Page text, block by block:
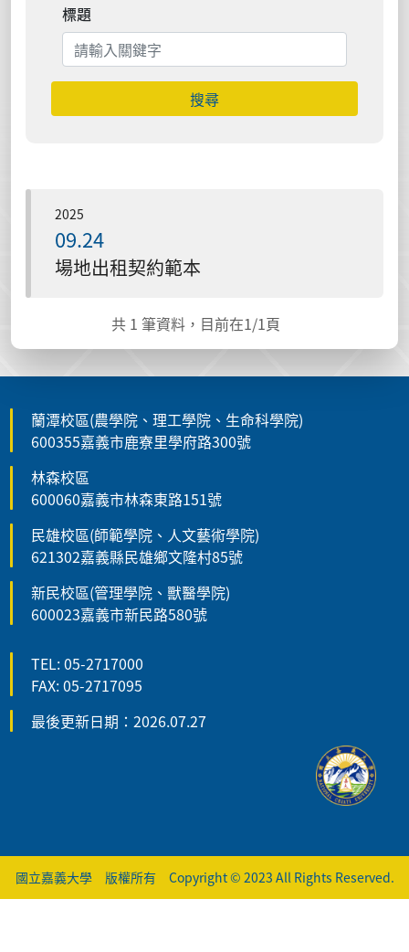
標題
搜尋
2025
09.24
場地出租契約範本
共 1 筆資料，目前在1/1頁
蘭潭校區(農學院、理工學院、生命科學院)
600355嘉義市鹿寮里學府路300號
林森校區
600060嘉義市林森東路151號
民雄校區(師範學院、人文藝術學院)
621302嘉義縣民雄鄉文隆村85號
新民校區(管理學院、獸醫學院)
600023嘉義市新民路580號
TEL: 05-2717000
FAX: 05-2717095
最後更新日期：2026.07.27
國立嘉義大學 版權所有 Copyright © 2023 All Rights Reserved.